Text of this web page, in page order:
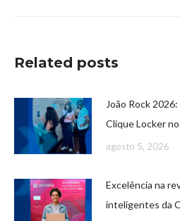
Related posts
João Rock
Clique Locker
agosto 5, 2026
Excelência na
inteligentes da